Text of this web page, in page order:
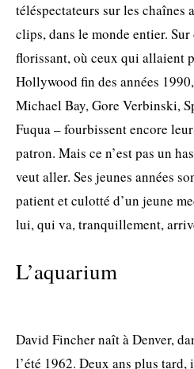
téléspectateurs sur les chaînes
clips, dans le monde entier.
florissant, où ceux qui allaient
Hollywood fin des années
Michael Bay, Gore Verbinski,
Fuqua – fourbissent encore
patron. Mais ce n’est pas un
veut aller. Ses jeunes années
patient et culotté d’un jeune
lui, qui va, tranquillement,
L’aquarium
David Fincher naît à Denver,
l’été 1962. Deux ans plus tard,